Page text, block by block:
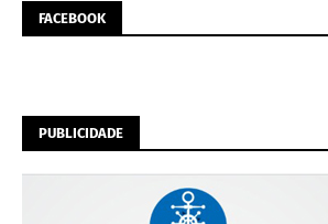
FACEBOOK
PUBLICIDADE